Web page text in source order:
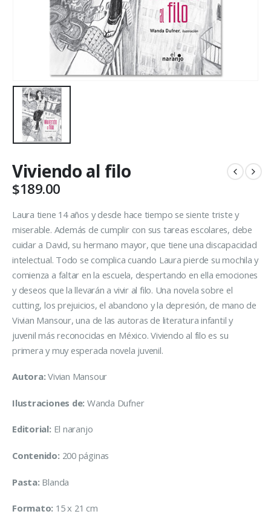
Viviendo al filo
$189.00
Laura tiene 14 años y desde hace tiempo se siente triste y
miserable. Además de cumplir con sus tareas escolares, debe
cuidar a David, su hermano mayor, que tiene una discapacidad
intelectual. Todo se complica cuando Laura pierde su mochila y
comienza a faltar en la escuela, despertando en ella emociones
y deseos que la llevarán a vivir al filo. Una novela sobre el
cutting, los prejuicios, el abandono y la depresión, de mano de
Vivian Mansour, una de las autoras de literatura infantil y
juvenil más reconocidas en México. Viviendo al filo es su
primera y muy esperada novela juvenil.
Autora: Vivian Mansour
Ilustraciones de: Wanda Dufner
Editorial: El naranjo
Contenido: 200 páginas
Pasta: Blanda
Formato: 15 x 21 cm